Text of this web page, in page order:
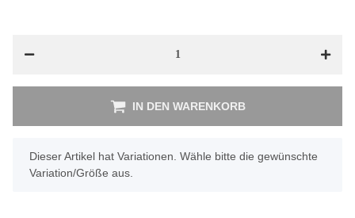
IN DEN WARENKORB
x
Dieser Artikel hat Variationen. Wähle bitte die gewünschte
Variation/Größe aus.